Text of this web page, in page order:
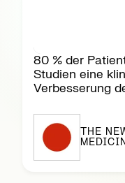
80 % der
Studien eine
Verbesserung
THE